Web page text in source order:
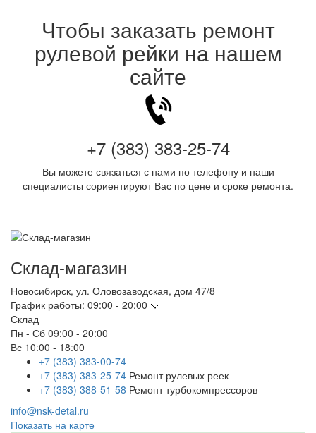
Чтобы заказать ремонт
рулевой рейки на нашем
сайте
+7 (383) 383-25-74
Вы можете связаться с нами по телефону и наши
специалисты сориентируют Вас по цене и сроке ремонта.
Склад-магазин
Новосибирск, ул. Оловозаводская, дом 47/8
График работы: 09:00 - 20:00
Склад
Пн - Сб 09:00 - 20:00
Вс 10:00 - 18:00
+7 (383) 383-00-74
+7 (383) 383-25-74 Ремонт рулевых реек
+7 (383) 388-51-58 Ремонт турбокомпрессоров
info@nsk-detal.ru
Показать на карте